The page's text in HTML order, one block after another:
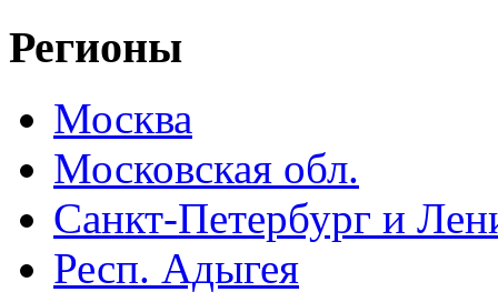
Регионы
Москва
Московская обл.
Санкт-Петербург и
Респ. Адыгея